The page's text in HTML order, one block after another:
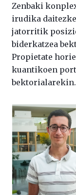
Zenbaki
irudika
jatorritik
biderkatzea
Propietate
kuantikoen
bektorialarekin.